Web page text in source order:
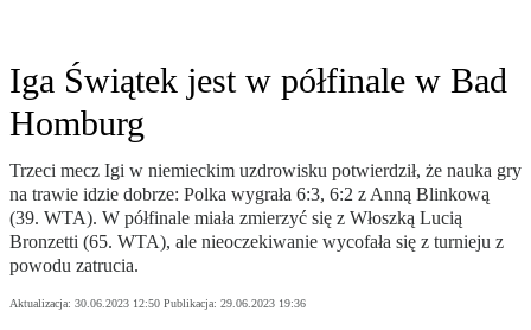
Iga Świątek jest w półfinale w Bad
Homburg
Trzeci mecz Igi w niemieckim uzdrowisku potwierdził, że nauka gry
na trawie idzie dobrze: Polka wygrała 6:3, 6:2 z Anną Blinkową
(39. WTA). W półfinale miała zmierzyć się z Włoszką Lucią
Bronzetti (65. WTA), ale nieoczekiwanie wycofała się z turnieju z
powodu zatrucia.
Aktualizacja: 30.06.2023 12:50 Publikacja: 29.06.2023 19:36